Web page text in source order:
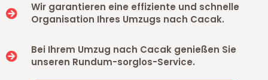
Wir garantieren eine effiziente und schnelle
Organisation Ihres Umzugs nach Cacak.
Bei Ihrem Umzug nach Cacak genießen Sie
unseren Rundum-sorglos-Service.